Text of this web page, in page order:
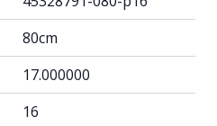
80cm
17.000000
16